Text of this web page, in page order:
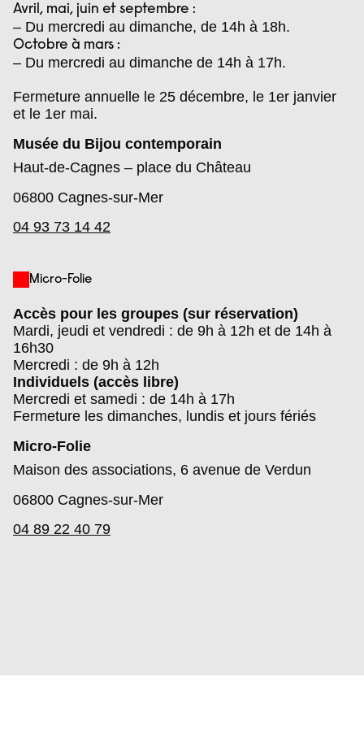
Avril, mai, juin et septembre :
– Du mercredi au dimanche, de 14h à 18h.
Octobre à mars :
– Du mercredi au dimanche de 14h à 17h.
Fermeture annuelle le 25 décembre, le 1er janvier
et le 1er mai.
Musée du Bijou contemporain
Haut-de-Cagnes – place du Château
06800 Cagnes-sur-Mer
04 93 73 14 42
Micro-Folie
Accès pour les groupes (sur réservation)
Mardi, jeudi et vendredi : de 9h à 12h et de 14h à
16h30
Mercredi : de 9h à 12h
Individuels (accès libre)
Mercredi et samedi : de 14h à 17h
Fermeture les dimanches, lundis et jours fériés
Micro-Folie
Maison des associations, 6 avenue de Verdun
06800 Cagnes-sur-Mer
04 89 22 40 79